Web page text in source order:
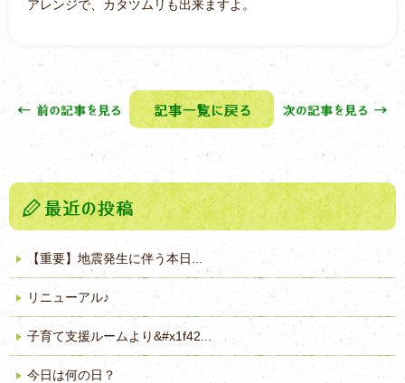
アレンジで、カタツムリも出来ますよ。
【重要】地震発生に伴う本日...
リニューアル♪
子育て支援ルームより&#x1f42...
今日は何の日？